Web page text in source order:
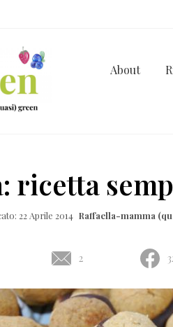
About
ricetta
22 Aprile 2014 Raffaella-mamma
2